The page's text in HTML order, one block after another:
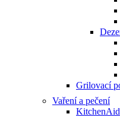
Grilovací
Vaření a pečení
KitchenAid